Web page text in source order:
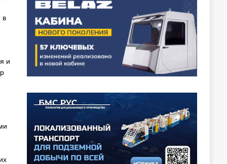
в
и